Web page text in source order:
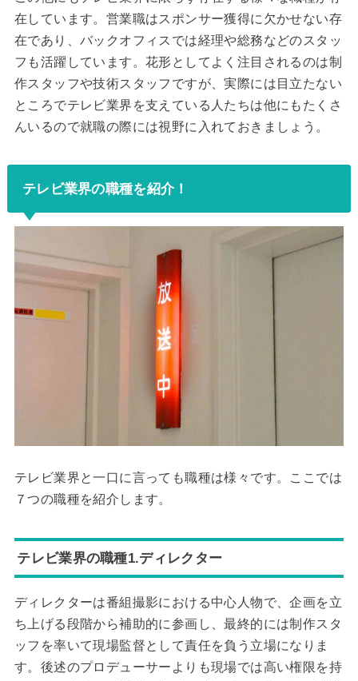
在しています。営業職はスポンサー獲得に欠かせない存
在であり、バックオフィスでは経理や総務などのスタッ
フも活躍しています。花形としてよく注目されるのは制
作スタッフや技術スタッフですが、実際には目立たない
ところでテレビ業界を支えている人たちは他にもたくさ
んいるので就職の際には視野に入れておきましょう。
テレビ業界の職種を紹介！
テレビ業界と一口に言っても職種は様々です。ここでは
７つの職種を紹介します。
テレビ業界の職種1.ディレクター
ディレクターは番組撮影における中心人物で、企画を立
ち上げる段階から補助的に参画し、最終的には制作スタ
ッフを率いて現場監督として責任を負う立場になりま
す。後述のプロデューサーよりも現場では高い権限を持